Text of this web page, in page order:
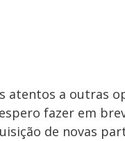
atentos a outras
fazer em
de novas